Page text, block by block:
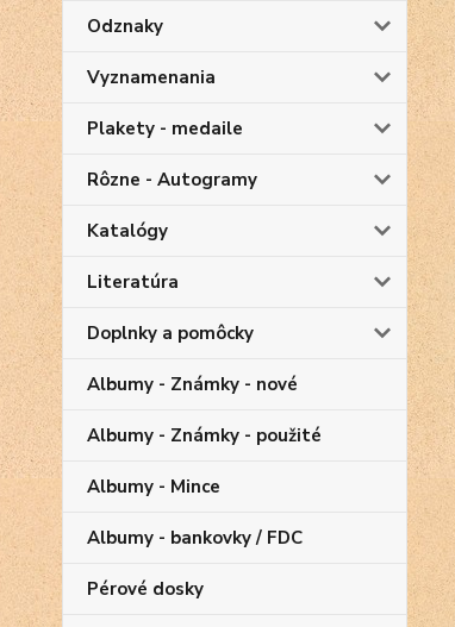
Odznaky
Vyznamenania
Plakety - medaile
Rôzne - Autogramy
Katalógy
Literatúra
Doplnky a pomôcky
Albumy - Známky - nové
Albumy - Známky - použité
Albumy - Mince
Albumy - bankovky / FDC
Pérové dosky